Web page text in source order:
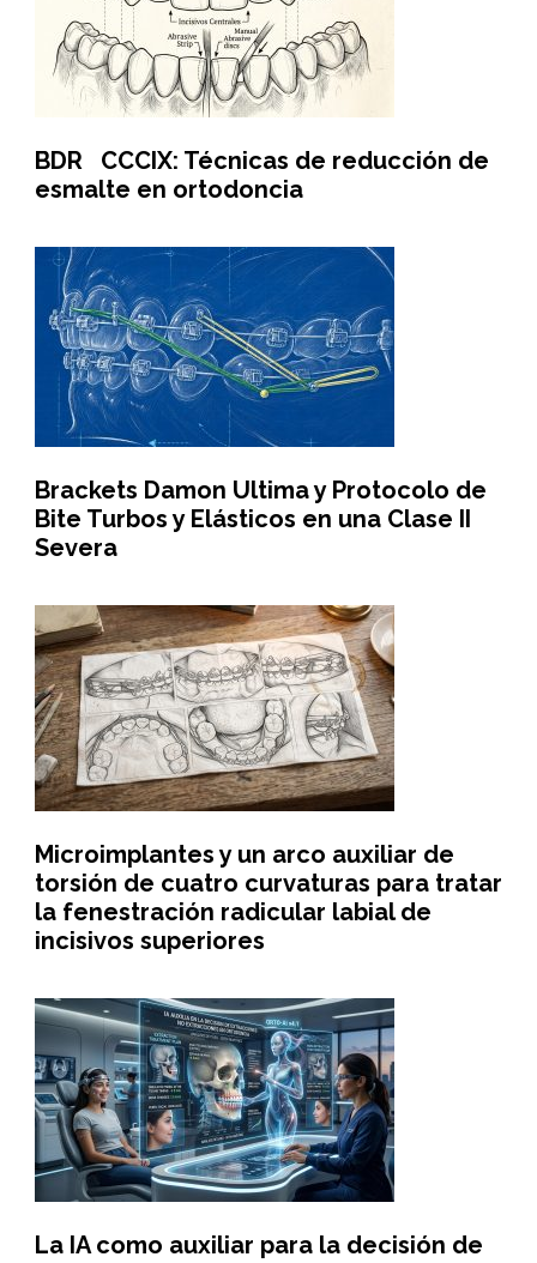
BDR CCCIX: Técnicas de reducción de
esmalte en ortodoncia
Brackets Damon Ultima y Protocolo de
Bite Turbos y Elásticos en una Clase II
Severa
Microimplantes y un arco auxiliar de
torsión de cuatro curvaturas para tratar
la fenestración radicular labial de
incisivos superiores
La IA como auxiliar para la decisión de